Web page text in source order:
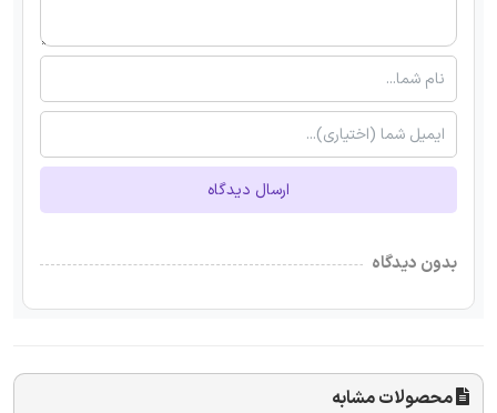
ارسال دیدگاه
بدون دیدگاه
محصولات مشابه